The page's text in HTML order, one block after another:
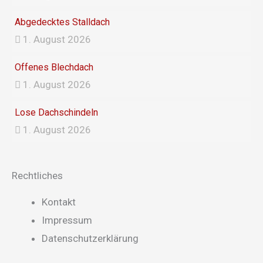
Abgedecktes Stalldach
1. August 2026
Offenes Blechdach
1. August 2026
Lose Dachschindeln
1. August 2026
Rechtliches
Main
Menu
Kontakt
Impressum
Datenschutzerklärung